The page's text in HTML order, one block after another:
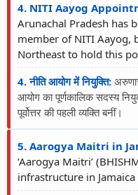
4. NITI Aayog
Arunachal Pradesh has
member of NITI Aayog,
Northeast to hold this
4. नीति आयोग में नियुक्ति:
आयोग का पूर्णकालिक सदस्य
पूर्वोत्तर की पहली व्यक्ति बनीं।
5. Aarogya Maitri in
‘Aarogya Maitri’
infrastructure in